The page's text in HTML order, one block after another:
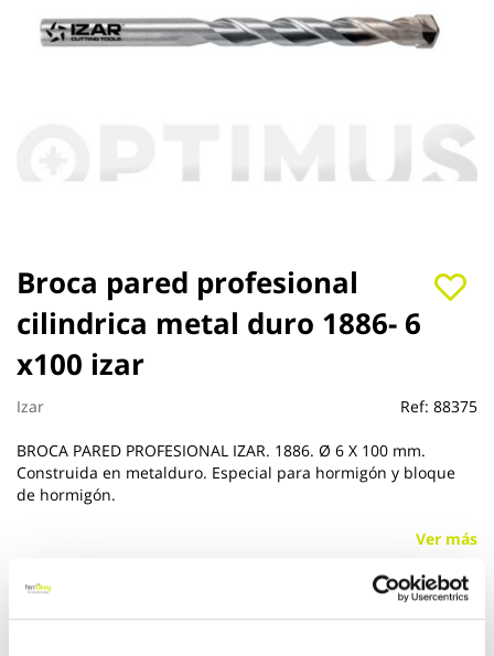
Broca pared profesional
cilindrica metal duro 1886- 6
x100 izar
Izar Ref: 88375
BROCA PARED PROFESIONAL IZAR. 1886. Ø 6 X 100 mm.
Construida en metalduro. Especial para hormigón y bloque
de hormigón.
Ver más
2,76 €
Saltar
al
comienzo
de
la
galería
de